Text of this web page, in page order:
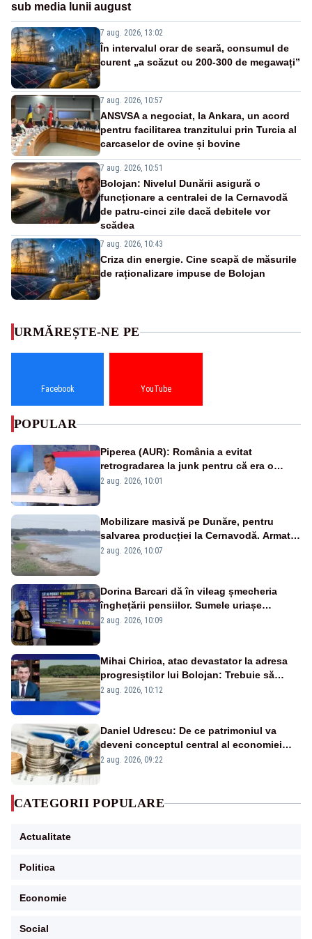
sub media lunii august
7 aug. 2026, 13:02
În intervalul orar de seară, consumul de
curent „a scăzut cu 200-300 de megawați”
7 aug. 2026, 10:57
ANSVSA a negociat, la Ankara, un acord
pentru facilitarea tranzitului prin Turcia al
carcaselor de ovine și bovine
7 aug. 2026, 10:51
Bolojan: Nivelul Dunării asigură o
funcționare a centralei de la Cernavodă
de patru-cinci zile dacă debitele vor
scădea
7 aug. 2026, 10:43
Criza din energie. Cine scapă de măsurile
de raționalizare impuse de Bolojan
URMĂREȘTE-NE PE
Facebook YouTube
POPULAR
Piperea (AUR): România a evitat
retrogradarea la junk pentru că era o
catastrofă pentru bănci și fondurile de
2 aug. 2026, 10:01
Mobilizare masivă pe Dunăre, pentru
salvarea producției la Cernavodă. Armata
va detona o stâncă și va devia apa
2 aug. 2026, 10:07
Dorina Barcari dă în vileag șmecheria
înghețării pensiilor. Sumele uriașe
pierdute de fiecare român
2 aug. 2026, 10:09
Mihai Chirica, atac devastator la adresa
progresiștilor lui Bolojan: Trebuie să
protejăm și natura, dar nu șținem omaneii
2 aug. 2026, 10:12
Daniel Udrescu: De ce patrimoniul va
deveni conceptul central al economiei
viitoare?
2 aug. 2026, 09:22
CATEGORII POPULARE
Actualitate
Politica
Economie
Social